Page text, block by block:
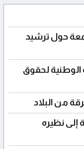
حول ترشيد
الوطنية لحقوق
من البلاد
إلى نظيره